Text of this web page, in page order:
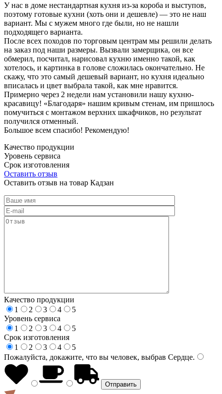
У нас в доме нестандартная кухня из-за короба и выступов,
поэтому готовые кухни (хоть они и дешевле) — это не наш
вариант. Мы с мужем много где были, но не нашли
подходящего варианта.
После всех походов по торговым центрам мы решили делать
на заказ под наши размеры. Вызвали замерщика, он все
обмерил, посчитал, нарисовал кухню именно такой, как
хотелось, и картинка в голове сложилась окончательно. Не
скажу, что это самый дешевый вариант, но кухня идеально
вписалась и цвет выбрала такой, как мне нравится.
Примерно через 2 недели нам установили нашу кухню-
красавицу! «Благодаря» нашим кривым стенам, им пришлось
помучиться с монтажом верхних шкафчиков, но результат
получился отменный.
Большое всем спасибо! Рекомендую!
Качество продукции
Уровень сервиса
Срок изготовления
Оставить отзыв
Оставить отзыв на товар Кадзан
Качество продукции
1
2 3 4
5
Уровень сервиса
1
2 3 4
5
Срок изготовления
1
2 3 4
5
Пожалуйста, докажите, что вы человек, выбрав Сердце.